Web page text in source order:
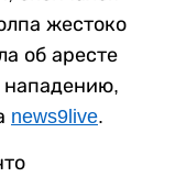
жестоко
об аресте
нападению,
news9live.